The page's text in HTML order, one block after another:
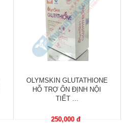
OLYMSKIN GLUTATHIONE
HỖ TRỢ ỔN ĐỊNH NỘI
TIẾT ...
250,000 đ